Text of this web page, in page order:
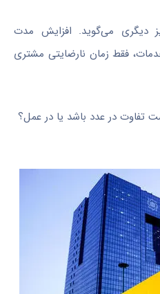
دیگری می‌گوید. افزایش مدت
فقط زمان نارضایتی مشتری
تفاوت در عدد باشد یا در عمل؟